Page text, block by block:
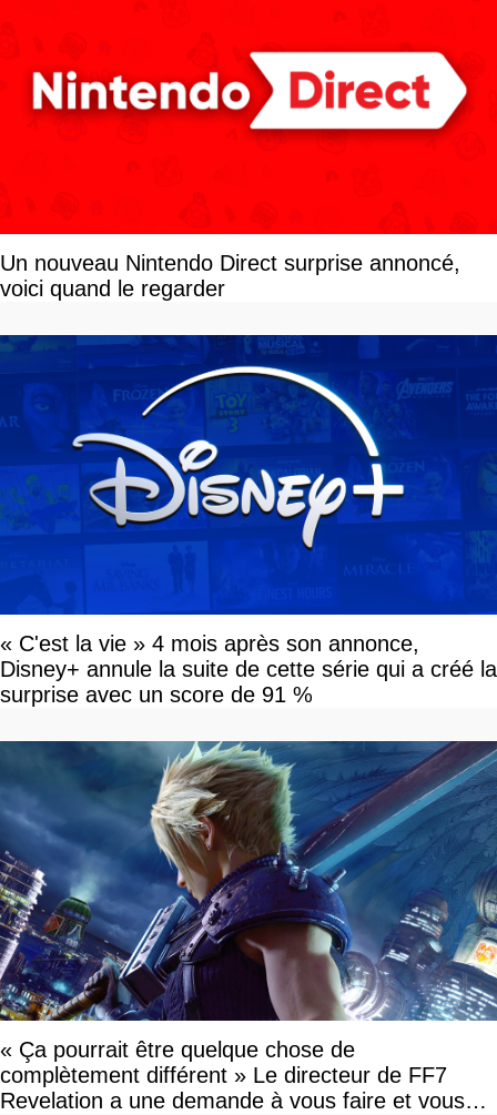
Un nouveau Nintendo Direct surprise annoncé,
voici quand le regarder
« C'est la vie » 4 mois après son annonce,
Disney+ annule la suite de cette série qui a créé la
surprise avec un score de 91 %
« Ça pourrait être quelque chose de
complètement différent » Le directeur de FF7
Revelation a une demande à vous faire et vous